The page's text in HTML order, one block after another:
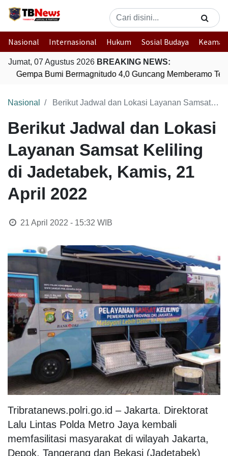
Nasional Internasional Hukum Sosial Budaya
Jumat, 07 Agustus 2026 BREAKING NEWS:
Gempa Bumi Bermagnitudo 4,0 Guncang Memberamo
Nasional Berikut Jadwal dan Lokasi Layanan Samsat Keliling di Jadetabek, Kamis, 21 April 2022
Berikut Jadwal dan Lokasi
Layanan Samsat Keliling
di Jadetabek, Kamis, 21
April 2022
21 April 2022 - 15:32 WIB
Tribratanews.polri.go.id – Jakarta. Direktorat
Lalu Lintas Polda Metro Jaya kembali
memfasilitasi masyarakat di wilayah Jakarta,
Depok, Tangerang dan Bekasi (Jadetabek)